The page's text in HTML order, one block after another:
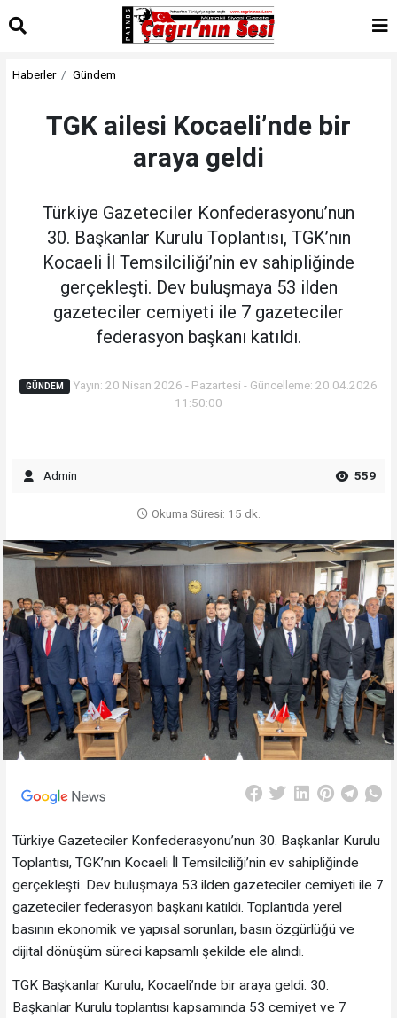
Haberler Gündem
TGK ailesi Kocaeli’nde bir
araya geldi
Türkiye Gazeteciler Konfederasyonu’nun
30. Başkanlar Kurulu Toplantısı, TGK’nın
Kocaeli İl Temsilciliği’nin ev sahipliğinde
gerçekleşti. Dev buluşmaya 53 ilden
gazeteciler cemiyeti ile 7 gazeteciler
federasyon başkanı katıldı.
GÜNDEM
Yayın: 20 Nisan 2026 - Pazartesi - Güncelleme: 20.04.2026
11:50:00
Admin 559
Okuma Süresi: 15 dk.
Türkiye Gazeteciler Konfederasyonu’nun 30. Başkanlar Kurulu
Toplantısı, TGK’nın Kocaeli İl Temsilciliği’nin ev sahipliğinde
gerçekleşti. Dev buluşmaya 53 ilden gazeteciler cemiyeti ile 7
gazeteciler federasyon başkanı katıldı. Toplantıda yerel
basının ekonomik ve yapısal sorunları, basın özgürlüğü ve
dijital dönüşüm süreci kapsamlı şekilde ele alındı.
TGK Başkanlar Kurulu, Kocaeli’nde bir araya geldi. 30.
Başkanlar Kurulu toplantısı kapsamında 53 cemiyet ve 7